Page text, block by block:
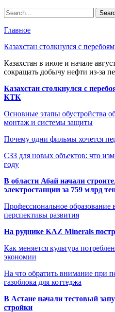
Главное
Казахстан столкнулся с
Казахстан в июле и начале
сокращать добычу нефти из-за
Казахстан столкнулся с
КТК
Основные этапы обустройства
монтаж и системы защиты
Почему одни фильмы хочется
СЗЗ для новых объектов: что
году
В области Абай начали
электростанции за 759 млрд
Профессиональное образование
перспективы развития
На руднике KAZ Minerals
Как меняется культура
экономии
На что обратить внимание при
газоблока для коттеджа
В Астане начали тестовый
стройки